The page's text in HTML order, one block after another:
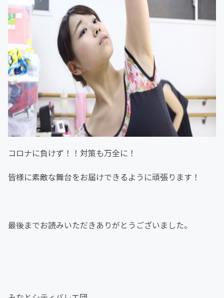
コロナに負けず！！対策も万全に！
皆様に素敵な舞台をお届けできるように頑張ります！
最後までお読みいただきありがとうございました。